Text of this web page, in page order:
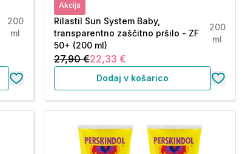
200
ml
Akcija
Rilastil Sun System Baby,
transparentno zaščitno pršilo - ZF
50+ (200 ml)
200
ml
27,90 €22,33 €
Dodaj v košarico